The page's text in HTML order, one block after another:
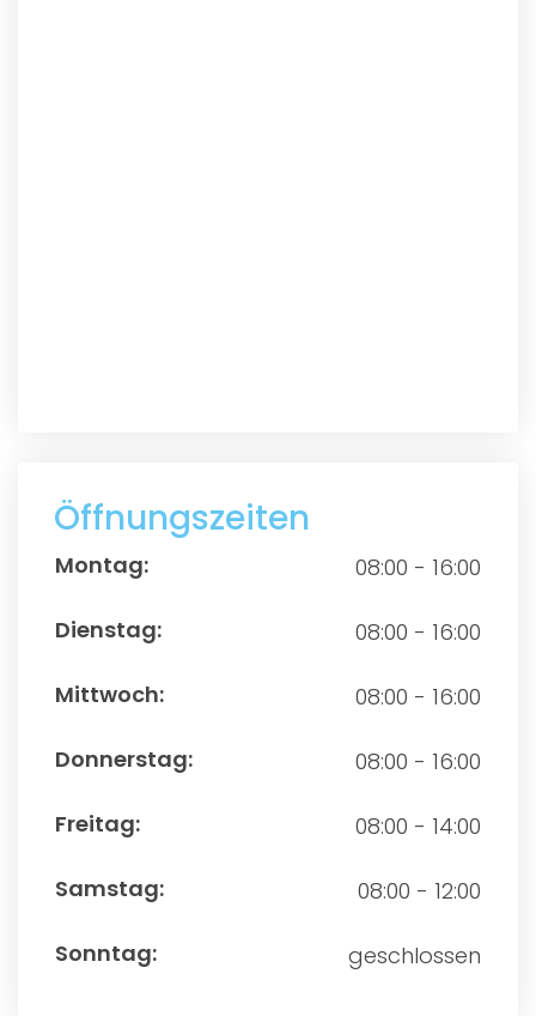
Öffnungszeiten
08:00 - 16:00
08:00 - 16:00
08:00 - 16:00
08:00 - 16:00
08:00 - 14:00
08:00 - 12:00
geschlossen